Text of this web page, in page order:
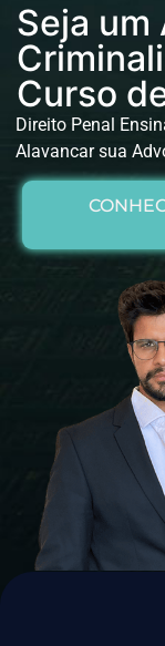
Seja um
Curso
Direito Penal
Alavancar sua